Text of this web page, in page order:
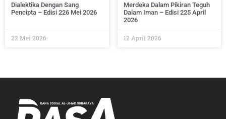
Dialektika Dengan Sang
Pencipta – Edisi 226 Mei 2026
22 Mei 2026
Merdeka Dalam Pikiran Teguh
Dalam Iman – Edisi 225 April
2026
12 April 2026